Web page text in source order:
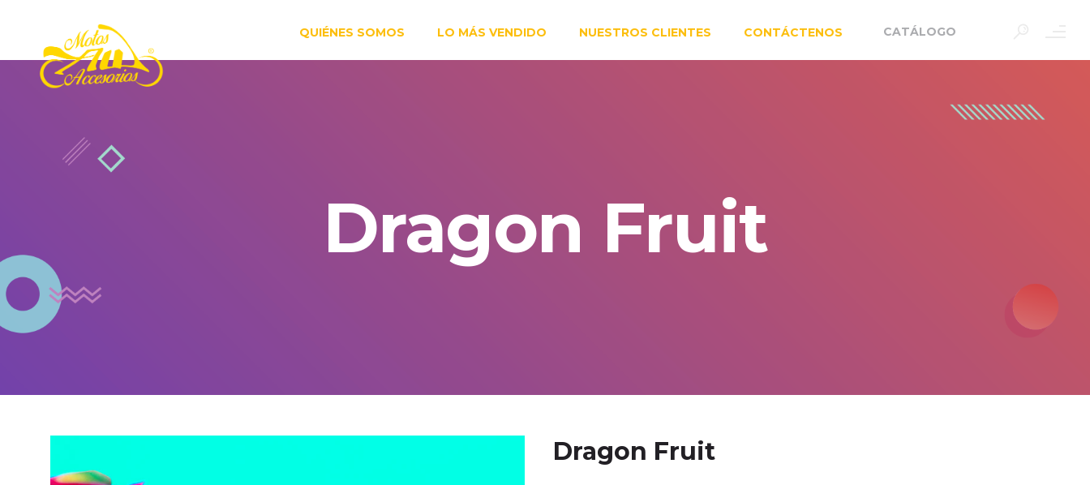
QUIÉNES SOMOS LO MÁS VENDIDO NUESTROS CLIENTES CONTÁCTENOS CATÁLOGO
Dragon Fruit
Dragon Fruit